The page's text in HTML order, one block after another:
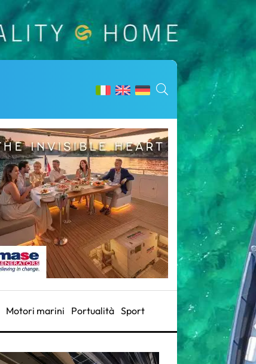
Motori marini Portualità Sport